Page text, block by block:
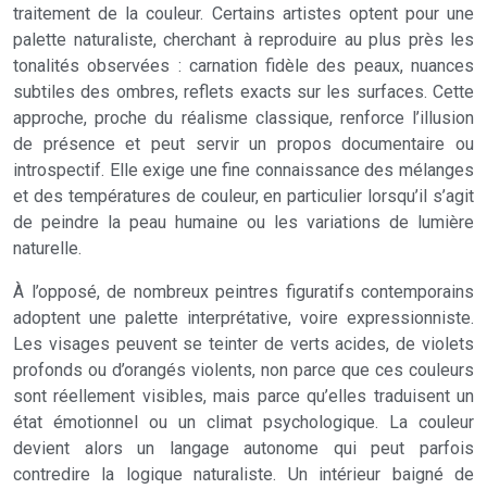
traitement de la couleur. Certains artistes optent pour une
palette naturaliste, cherchant à reproduire au plus près les
tonalités observées : carnation fidèle des peaux, nuances
subtiles des ombres, reflets exacts sur les surfaces. Cette
approche, proche du réalisme classique, renforce l’illusion
de présence et peut servir un propos documentaire ou
introspectif. Elle exige une fine connaissance des mélanges
et des températures de couleur, en particulier lorsqu’il s’agit
de peindre la peau humaine ou les variations de lumière
naturelle.
À l’opposé, de nombreux peintres figuratifs contemporains
adoptent une palette interprétative, voire expressionniste.
Les visages peuvent se teinter de verts acides, de violets
profonds ou d’orangés violents, non parce que ces couleurs
sont réellement visibles, mais parce qu’elles traduisent un
état émotionnel ou un climat psychologique. La couleur
devient alors un langage autonome qui peut parfois
contredire la logique naturaliste. Un intérieur baigné de